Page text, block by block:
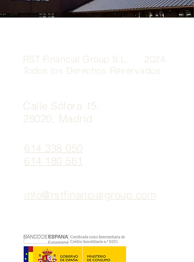
RST Financial Group S.L. 2024.
Todos los Derechos Reservados
Calle Sófora 15,
28020, Madrid
614 338 050
614 180 561
info@rstfinancialgroup.com